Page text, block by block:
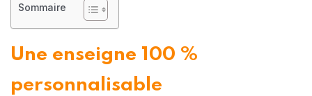
Sommaire
Une enseigne 100 %
personnalisable